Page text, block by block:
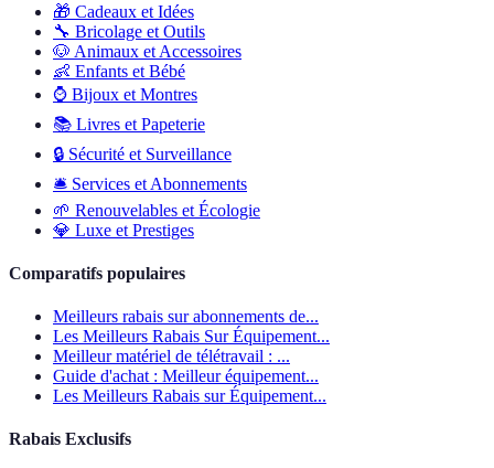
🎁 Cadeaux et Idées
🔧 Bricolage et Outils
🐶 Animaux et Accessoires
👶 Enfants et Bébé
⌚ Bijoux et Montres
📚 Livres et Papeterie
🔒 Sécurité et Surveillance
🛎️ Services et Abonnements
🌱 Renouvelables et Écologie
💎 Luxe et Prestiges
Comparatifs populaires
Meilleurs rabais sur abonnements de...
Les Meilleurs Rabais Sur Équipement...
Meilleur matériel de télétravail : ...
Guide d'achat : Meilleur équipement...
Les Meilleurs Rabais sur Équipement...
Rabais Exclusifs